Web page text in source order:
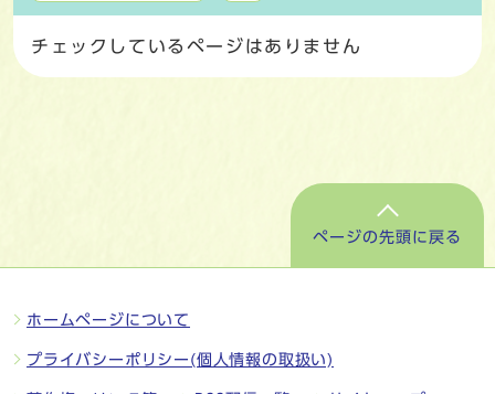
チェックしているページはありません
ページの先頭に戻る
ホームページについて
プライバシーポリシー(個人情報の取扱い)